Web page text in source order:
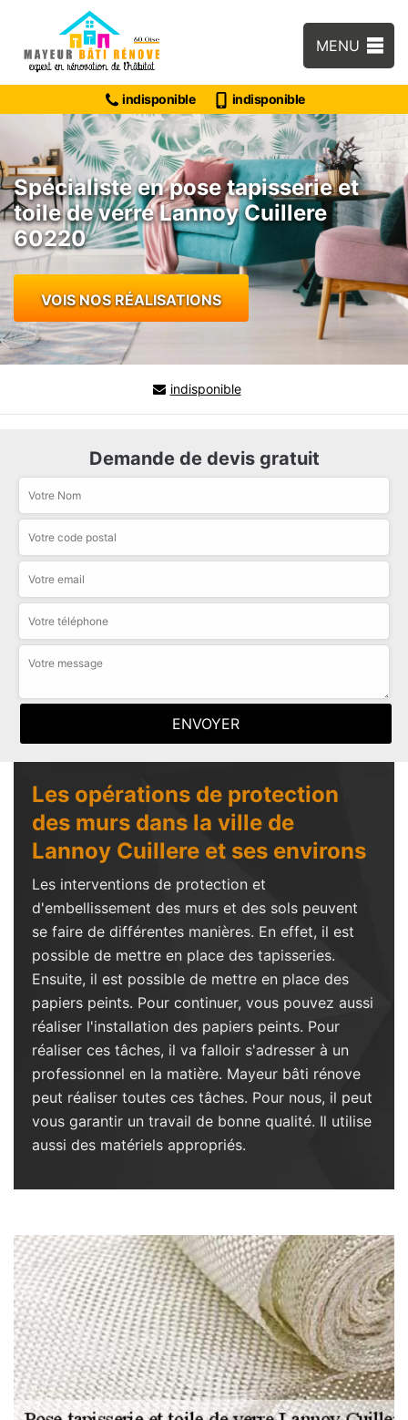
MENU
indisponible indisponible
Spécialiste en pose tapisserie et
toile de verre Lannoy Cuillere
60220
VOIS NOS RÉALISATIONS
indisponible
Demande de devis gratuit
Les opérations de protection
des murs dans la ville de
Lannoy Cuillere et ses environs
Les interventions de protection et
d'embellissement des murs et des sols peuvent
se faire de différentes manières. En effet, il est
possible de mettre en place des tapisseries.
Ensuite, il est possible de mettre en place des
papiers peints. Pour continuer, vous pouvez aussi
réaliser l'installation des papiers peints. Pour
réaliser ces tâches, il va falloir s'adresser à un
professionnel en la matière. Mayeur bâti rénove
peut réaliser toutes ces tâches. Pour nous, il peut
vous garantir un travail de bonne qualité. Il utilise
aussi des matériels appropriés.